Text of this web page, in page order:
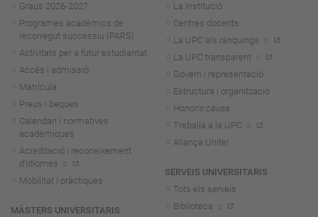
Graus 2026-2027
Programes acadèmics de
recorregut successiu (PARS)
Activitats per a futur estudiantat
Accés i admissió
Matrícula
Preus i beques
Calendari i normatives
acadèmiques
Acreditació i reconeixement
d'idiomes
Mobilitat i pràctiques
MÀSTERS UNIVERSITARIS
La institució
Centres docents
La UPC als rànquings
La UPC transparent
Govern i representació
Estructura i organització
Honoris causa
Treballa a la UPC
Aliança Unite!
SERVEIS UNIVERSITARIS
Tots els serveis
Biblioteca